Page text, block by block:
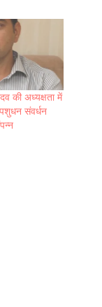
की अध्यक्षता में
संवर्धन